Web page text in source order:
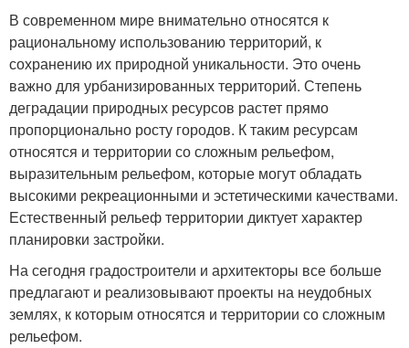
В современном мире внимательно относятся к
рациональному использованию территорий, к
сохранению их природной уникальности. Это очень
важно для урбанизированных территорий. Степень
деградации природных ресурсов растет прямо
пропорционально росту городов. К таким ресурсам
относятся и территории со сложным рельефом,
выразительным рельефом, которые могут обладать
высокими рекреационными и эстетическими качествами.
Естественный рельеф территории диктует характер
планировки застройки.
На сегодня градостроители и архитекторы все больше
предлагают и реализовывают проекты на неудобных
землях, к которым относятся и территории со сложным
рельефом.